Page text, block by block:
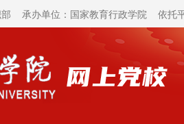
部 承办单位：国家教育行政学院 依托